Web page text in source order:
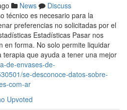
News
Discuss
técnico es necesario para la
preferencias no solicitadas por el
Estadísticas Pasar nos
en forma. No solo permite liquidar
que ayuda a tener una mejor
de-envases-de-
se-desconoce-datos-sobre-
com-ar
Upvoted